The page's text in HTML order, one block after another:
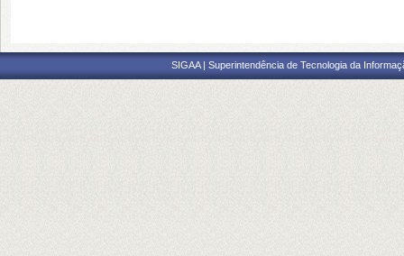
SIGAA | Superintendência de Tecnologia da